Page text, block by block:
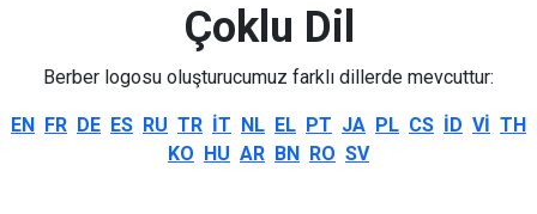
Çoklu Dil
Berber logosu oluşturucumuz farklı dillerde mevcuttur:
EN FR DE ES RU TR IT NL EL PT JA PL CS ID VI TH
KO HU AR BN RO SV